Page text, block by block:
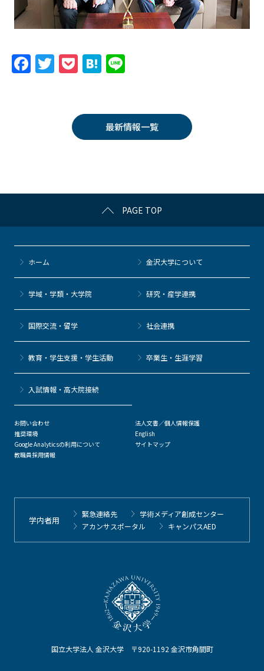
F
k
T
er
P
k
et
H
n
a
最新情報一覧
PAGE TOP
国立大学法人 金沢大学 〒920-1192 金沢市角間町
ホーム 金沢大学について
学域・学類・大学院 研究・産学連携
国際交流・留学 社会連携
教育・学生支援・学生活動 卒業生・生涯学習
⼊試情報・高大院接続
お問い合わせ
推奨環境
Google Analyticsの利用について
教職員採用情報
法人文書／個人情報保護
English
サイトマップ
学内者用
緊急連絡先
学術メディア創成センター
アカンサスポータル
キャンパスAED